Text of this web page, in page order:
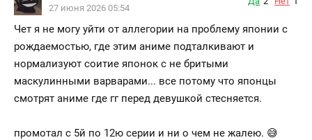
27 июня 2026 05:54
Чет я не могу уйти от аллегории на проблему японии с
рождаемостью, где этим аниме подталкивают и
нормализуют соитие японок с не бритыми
маскулинными варварами... все потому что японцы
смотрят аниме где гг перед девушкой стесняется.
промотал с 5й по 12ю серии и ни о чем не жалею. 😅